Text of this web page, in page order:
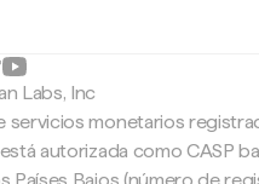
Labs, Inc
servicios monetarios
autorizada como CASP